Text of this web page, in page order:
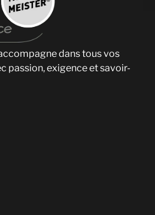
dans tous vos
passion, exigence et savoir-